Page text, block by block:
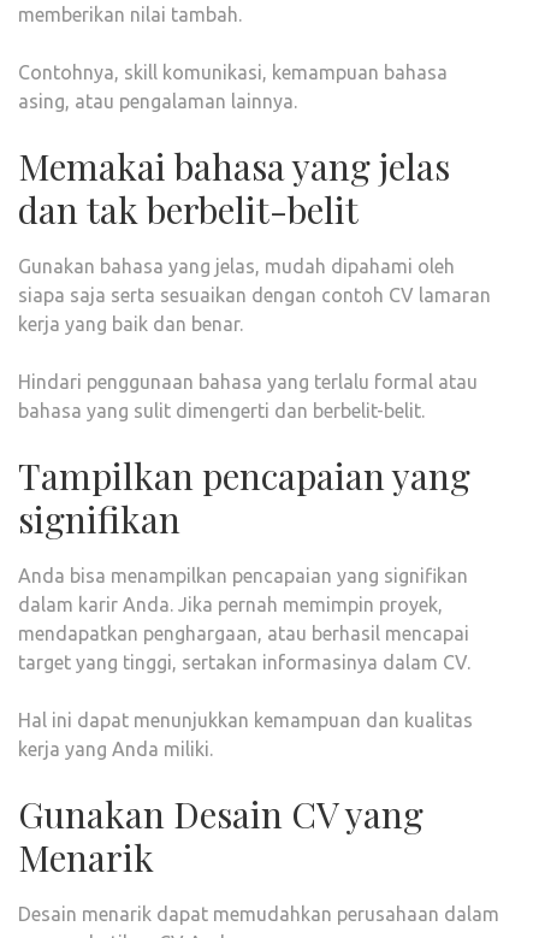
memberikan nilai tambah.
Contohnya, skill komunikasi, kemampuan bahasa
asing, atau pengalaman lainnya.
Memakai bahasa yang jelas
dan tak berbelit-belit
Gunakan bahasa yang jelas, mudah dipahami oleh
siapa saja serta sesuaikan dengan contoh CV lamaran
kerja yang baik dan benar.
Hindari penggunaan bahasa yang terlalu formal atau
bahasa yang sulit dimengerti dan berbelit-belit.
Tampilkan pencapaian yang
signifikan
Anda bisa menampilkan pencapaian yang signifikan
dalam karir Anda. Jika pernah memimpin proyek,
mendapatkan penghargaan, atau berhasil mencapai
target yang tinggi, sertakan informasinya dalam CV.
Hal ini dapat menunjukkan kemampuan dan kualitas
kerja yang Anda miliki.
Gunakan Desain CV yang
Menarik
Desain menarik dapat memudahkan perusahaan dalam